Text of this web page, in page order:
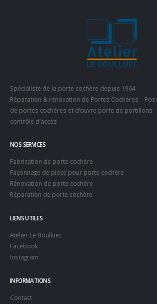
Spécialiste de la porte cochère depuis 1964
Réparation & rénovation de Portes Cochères –
de portes cochères et d’ouvre porte de portillons
contrôle d’accès
NOS SERVICES
Fabrication de porte cochère
Façonnage de pièce pour porte cochère
Rénovation de porte cochère
Réparation de porte cochère
LIENS UTILES
Atelier Le Boulluec
Facebook
Instagram
INFORMATIONS
Contact